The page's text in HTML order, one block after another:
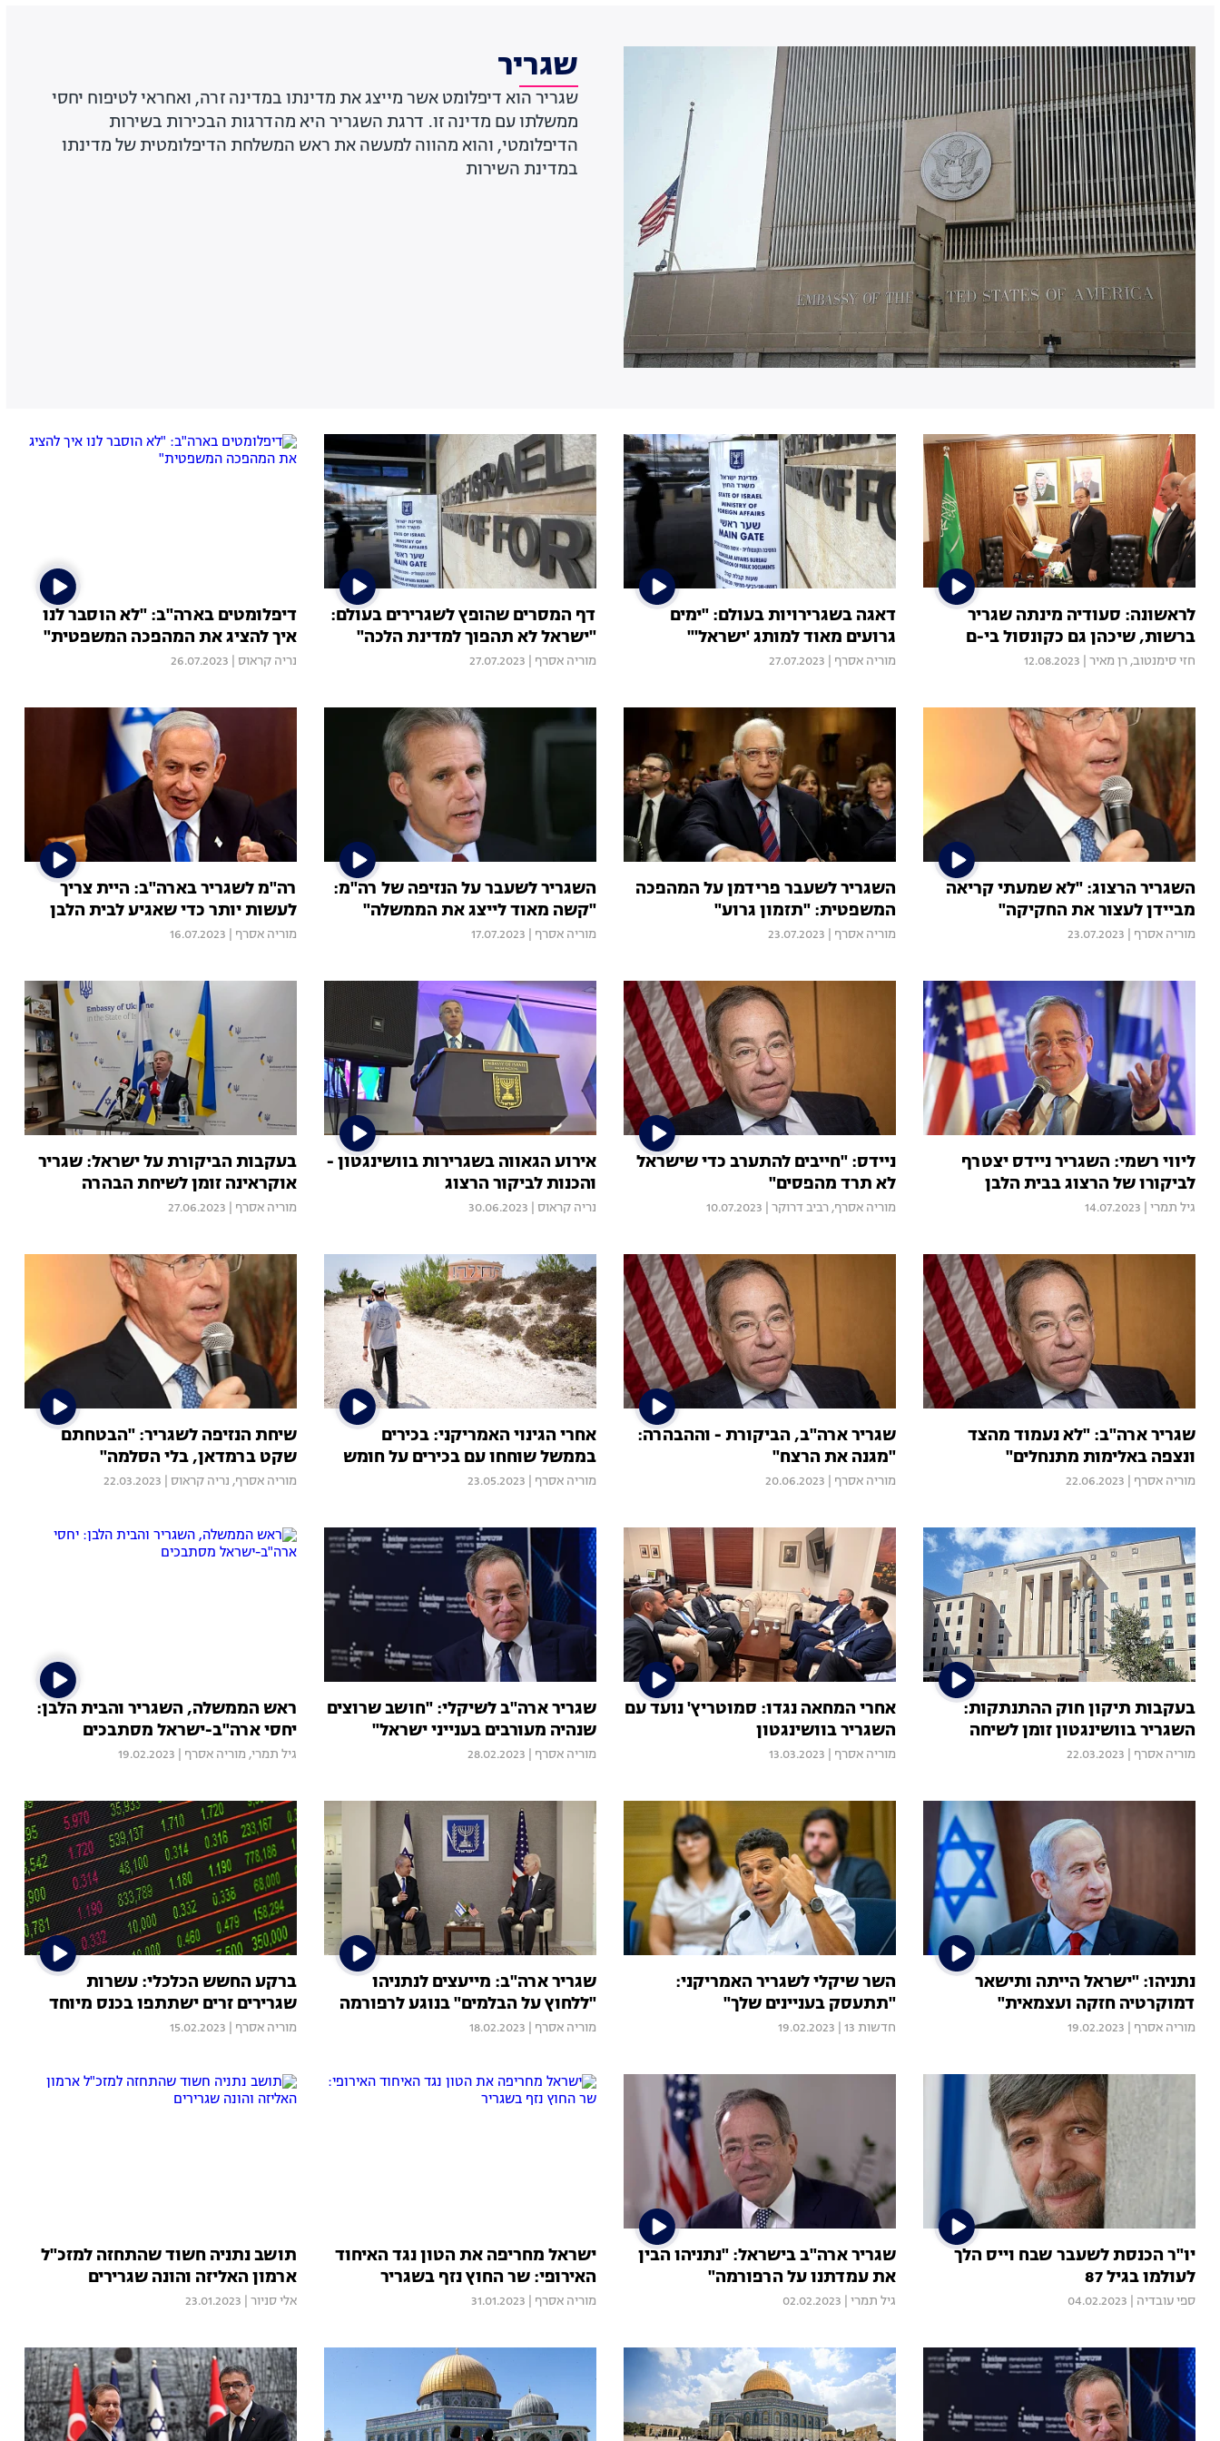
שגריר
שגריר הוא דיפלומט אשר מייצג את מדינתו במדינה זרה, ואחראי לטיפוח יחסי
ממשלתו עם מדינה זו. דרגת השגריר היא מהדרגות הבכירות בשירות
הדיפלומטי, והוא מהווה למעשה את ראש המשלחת הדיפלומטית של מדינתו
במדינת השירות
לראשונה: סעודיה מינתה שגריר
ברשות, שיכהן גם כקונסול בי-ם
חזי סימנטוב, רן מאיר 12.08.2023
דאגה בשגרירויות בעולם: "ימים
גרועים מאוד למותג 'ישראל'"
מוריה אסרף 27.07.2023
דף המסרים שהופץ לשגרירים בעולם:
"ישראל לא תהפוך למדינת הלכה"
מוריה אסרף 27.07.2023
דיפלומטים בארה"ב: "לא הוסבר לנו
איך להציג את המהפכה המשפטית"
נריה קראוס 26.07.2023
השגריר הרצוג: "לא שמעתי קריאה
מביידן לעצור את החקיקה"
מוריה אסרף 23.07.2023
השגריר לשעבר פרידמן על המהפכה
המשפטית: "תזמון גרוע"
מוריה אסרף 23.07.2023
השגריר לשעבר על הנזיפה של רה"מ:
"קשה מאוד לייצג את הממשלה"
מוריה אסרף 17.07.2023
רה"מ לשגריר בארה"ב: היית צריך
לעשות יותר כדי שאגיע לבית הלבן
מוריה אסרף 16.07.2023
ליווי רשמי: השגריר ניידס יצטרף
לביקורו של הרצוג בבית הלבן
גיל תמרי 14.07.2023
ניידס: "חייבים להתערב כדי שישראל
לא תרד מהפסים"
מוריה אסרף, רביב דרוקר 10.07.2023
אירוע הגאווה בשגרירות בוושינגטון -
והכנות לביקור הרצוג
נריה קראוס 30.06.2023
בעקבות הביקורת על ישראל: שגריר
אוקראינה זומן לשיחת הבהרה
מוריה אסרף 27.06.2023
שגריר ארה"ב: "לא נעמוד מהצד
ונצפה באלימות מתנחלים"
מוריה אסרף 22.06.2023
שגריר ארה"ב, הביקורת - וההבהרה:
"מגנה את הרצח"
מוריה אסרף 20.06.2023
אחרי הגינוי האמריקני: בכירים
בממשל שוחחו עם בכירים על חומש
מוריה אסרף 23.05.2023
שיחת הנזיפה לשגריר: "הבטחתם
שקט ברמדאן, בלי הסלמה"
מוריה אסרף, נריה קראוס 22.03.2023
בעקבות תיקון חוק ההתנתקות:
השגריר בוושינגטון זומן לשיחה
מוריה אסרף 22.03.2023
אחרי המחאה נגדו: סמוטריץ' נועד עם
השגריר בוושינגטון
מוריה אסרף 13.03.2023
שגריר ארה"ב לשיקלי: "חושב שרוצים
שנהיה מעורבים בענייני ישראל"
מוריה אסרף 28.02.2023
ראש הממשלה, השגריר והבית הלבן:
יחסי ארה"ב-ישראל מסתבכים
גיל תמרי, מוריה אסרף 19.02.2023
נתניהו: "ישראל הייתה ותישאר
דמוקרטיה חזקה ועצמאית"
מוריה אסרף 19.02.2023
השר שיקלי לשגריר האמריקני:
"תתעסק בעניינים שלך"
חדשות 13 19.02.2023
שגריר ארה"ב: מייעצים לנתניהו
"ללחוץ על הבלמים" בנוגע לרפורמה
מוריה אסרף 18.02.2023
ברקע החשש הכלכלי: עשרות
שגרירים זרים ישתתפו בכנס מיוחד
מוריה אסרף 15.02.2023
יו"ר הכנסת לשעבר שבח וייס הלך
לעולמו בגיל 87
ספי עובדיה 04.02.2023
שגריר ארה"ב בישראל: "נתניהו הבין
את עמדתנו על הרפורמה"
גיל תמרי 02.02.2023
ישראל מחריפה את הטון נגד האיחוד
האירופי: שר החוץ נזף בשגריר
מוריה אסרף 31.01.2023
תושב נתניה חשוד שהתחזה למזכ"ל
ארמון האליזה והונה שגרירים
אלי סניור 23.01.2023